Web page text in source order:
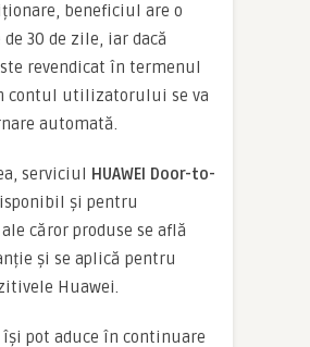
beneficiul are o
30 de zile, iar dacă
revendicat în termenul
contul utilizatorului se va
automată.
serviciul
HUAWEI Door-to-
și pentru
căror produse se află
și se aplică pentru
Huawei.
pot aduce în continuare